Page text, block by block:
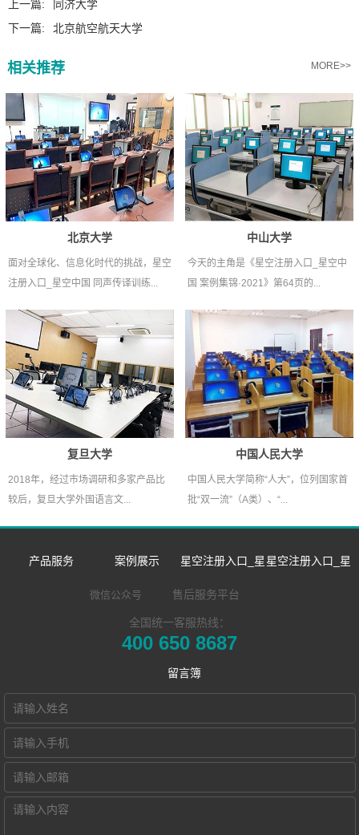
上一篇:
同济大学
下一篇:
北京航空航天大学
相关推荐 MORE>>
北京大学
面对全球化、信息化时代的挑战，星空
注册入口_星空中国 同声传译训练...
中山大学
今天的主角是《星空注册入口_星空中
国 案例集锦·2021》第64页的...
复旦大学
2018年，经过市场调研和多家产品比
较后，复旦大学外国语言文...
中国人民大学
中国人民大学简称“人大”，位列国家首
批“双一流”（A类）、“...
产品服务
数字语言学习系
空中国 Hub本地
议教学系统
电子教室
智慧教学空间
高密度WiFi移动
案例展示
双一流/985/211
外语院校
星空注册入口_星
空中国
企业新闻
星空注册入口_星
联系我们
微信公众号 售后服务平台
全国统一客服热线：
400 650 8687
留言簿